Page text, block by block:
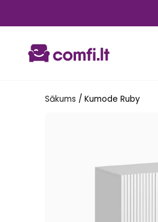
Sākums / Kumode Ruby